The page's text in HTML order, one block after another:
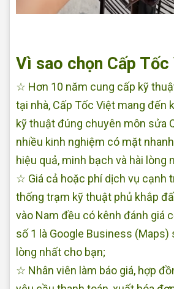
Vì sao chọn Cấp
☆ Hơn 10 năm cung cấp kỹ
tại nhà, Cấp Tốc Việt mang đến
kỹ thuật đúng chuyên môn sửa
nhiều kinh nghiệm có mặt
hiệu quả, minh bạch và hài lòng
☆ Giá cả hoặc phí dịch vụ cạnh
thống trạm kỹ thuật phủ khắp
vào Nam đều có kênh đánh giá
số 1 là Google Business (Maps)
lòng nhất cho bạn;
☆ Nhân viên làm báo giá, hợp